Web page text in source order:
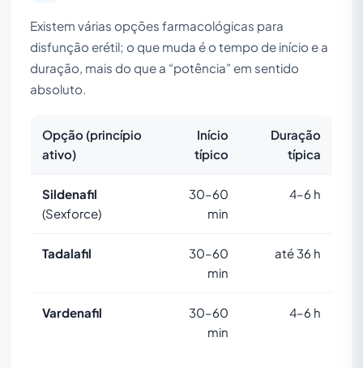
Existem várias opções farmacológicas para
disfunção erétil; o que muda é o tempo de início e a
duração, mais do que a “potência” em sentido
absoluto.
Opção (princípio
ativo)
Início
típico
Duração
típica
Sildenafil
(Sexforce)
30–60
min
4–6 h
Tadalafil
30–60
min
até 36 h
Vardenafil
30–60
min
4–6 h